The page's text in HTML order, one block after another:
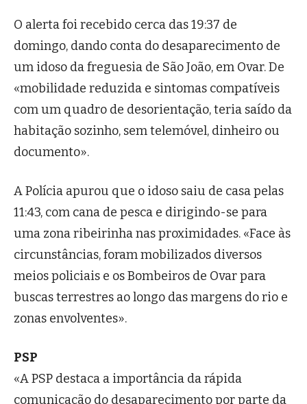
O alerta foi recebido cerca das 19:37 de
domingo, dando conta do desaparecimento de
um idoso da freguesia de São João, em Ovar. De
«mobilidade reduzida e sintomas compatíveis
com um quadro de desorientação, teria saído da
habitação sozinho, sem telemóvel, dinheiro ou
documento».
A Polícia apurou que o idoso saiu de casa pelas
11:43, com cana de pesca e dirigindo-se para
uma zona ribeirinha nas proximidades. «Face às
circunstâncias, foram mobilizados diversos
meios policiais e os Bombeiros de Ovar para
buscas terrestres ao longo das margens do rio e
zonas envolventes».
PSP
«A PSP destaca a importância da rápida
comunicação do desaparecimento por parte da